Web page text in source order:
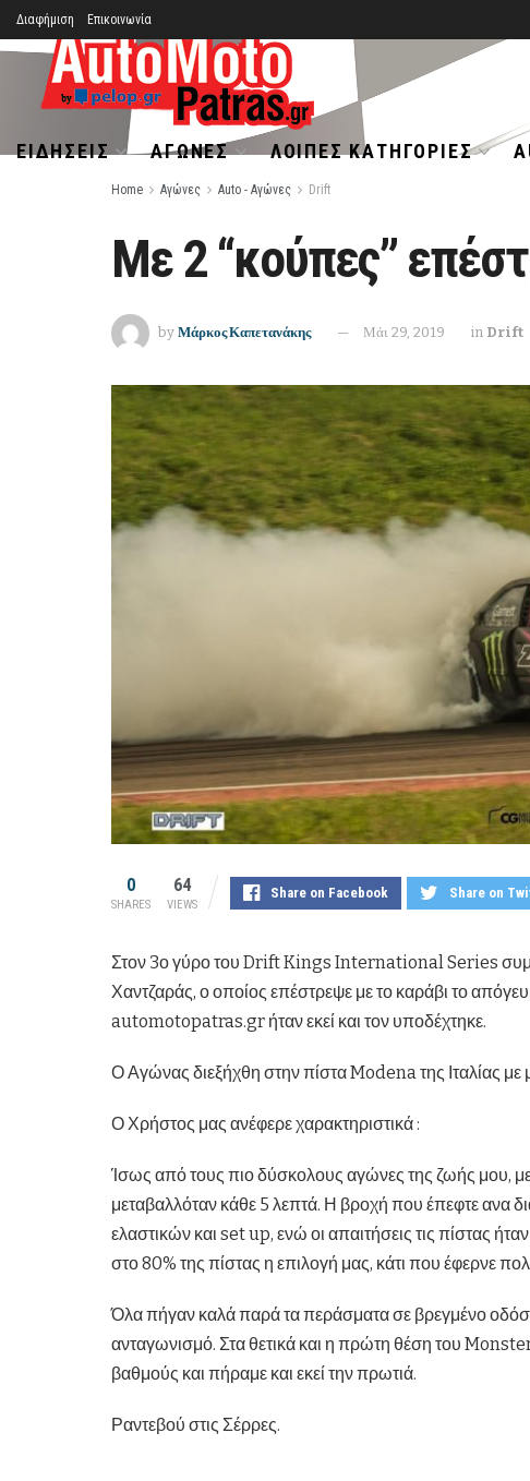
Διαφήμιση Επικοινωνία
ΕΙΔΉΣΕΙΣ ΑΓΏΝΕΣ ΛΟΙΠΈΣ ΚΑΤΗΓΟΡΊΕΣ
Home Αγώνες Auto - Αγώνες Drift
Με 2 “κούπες”
by Μάρκος Καπετανάκης Μάι 29, 2019 in Drift
0
SHARES
64
VIEWS
Share on Facebook Share on
Στον 3ο γύρο του Drift Kings International Series
Χαντζαράς, ο οποίος επέστρεψε με το καράβι το
automotopatras.gr ήταν εκεί και τον υποδέχτηκε.
Ο Αγώνας διεξήχθη στην πίστα Modena της Ιταλίας με
Ο Χρήστος μας ανέφερε χαρακτηριστικά :
Ίσως από τους πιο δύσκολους αγώνες της ζωής μου,
μεταβαλλόταν κάθε 5 λεπτά. Η βροχή που έπεφτε ανα
ελαστικών και set up, ενώ οι απαιτήσεις τις πίστας
στο 80% της πίστας η επιλογή μας, κάτι που έφερνε
Όλα πήγαν καλά παρά τα περάσματα σε βρεγμένο
ανταγωνισμό. Στα θετικά και η πρώτη θέση του
βαθμούς και πήραμε και εκεί την πρωτιά.
Ραντεβού στις Σέρρες.